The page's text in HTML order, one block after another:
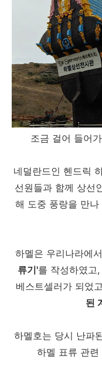
조금 걸어 들어
네덜란드인 헨드릭
선원들과 함께 상선
해 도중 풍랑을 만
하멜은 우리나라에
류기'를 작성하였고
베스트셀러가 되었
된
하멜호는 당시 난파
하멜 표류 관